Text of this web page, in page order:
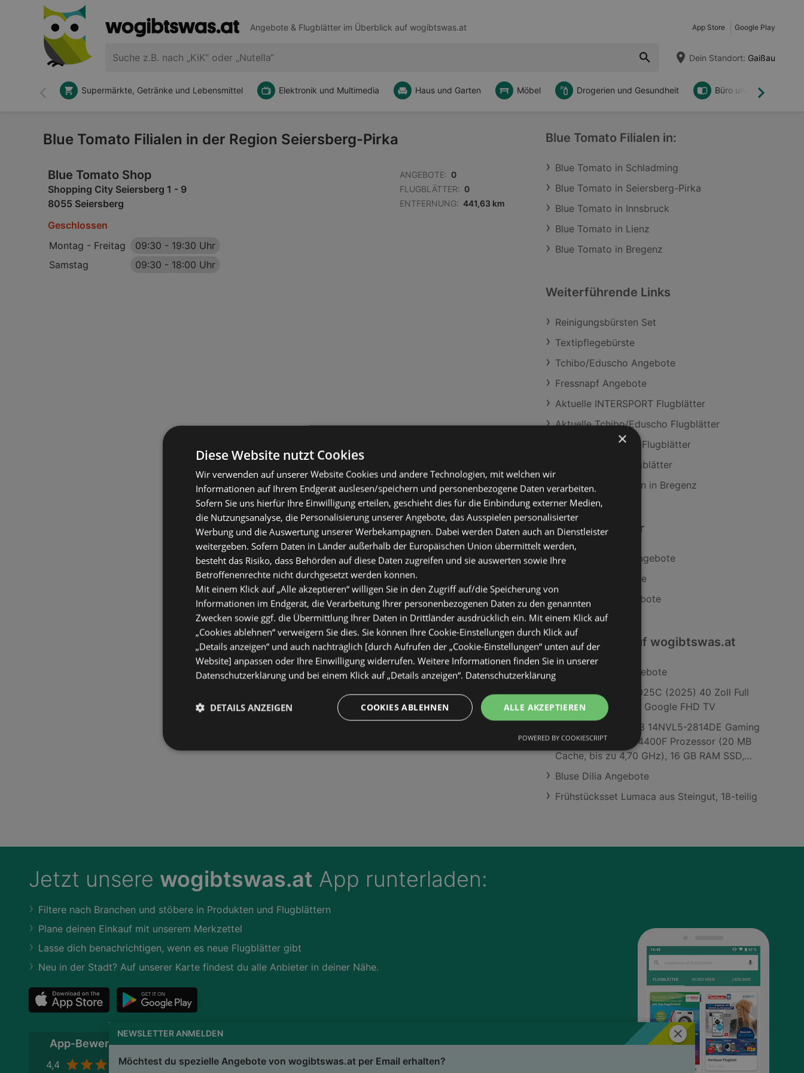
Angebote & Flugblätter im Überblick auf wogibtswas.at App Store Google Play
Dein Standort: Gaißau
Zurück Weiter
Supermärkte, Getränke und Lebensmittel Elektronik und Multimedia Haus und Garten Möbel Drogerien und Gesundheit Büro und DIY
Blue Tomato Filialen in der Region Seiersberg-Pirka
Schließen
NEWSLETTER ANMELDEN
Möchtest du spezielle Angebote von wogibtswas.at per Email erhalten?
Blue Tomato Shop
Shopping City Seiersberg 1 - 9
8055 Seiersberg
ANGEBOTE: 0
FLUGBLÄTTER: 0
ENTFERNUNG: 441,63 km
Geschlossen
Montag - Freitag
09:30 - 19:30 Uhr
Samstag
09:30 - 18:00 Uhr
Blue Tomato Filialen in:
Blue Tomato in Schladming
Blue Tomato in Seiersberg-Pirka
Blue Tomato in Innsbruck
Blue Tomato in Lienz
Blue Tomato in Bregenz
Weiterführende Links
Reinigungsbürsten Set
Textipflegebürste
Tchibo/Eduscho Angebote
Fressnapf Angebote
Aktuelle INTERSPORT Flugblätter
Aktuelle Tchibo/Eduscho Flugblätter
Aktuelle Fressnapf Flugblätter
Aktuelle LEGO Flugblätter
Blue Tomato Filialen in Bregenz
Ähnliche Händler
Tchibo/Eduscho Angebote
Fressnapf Angebote
INTERSPORT Angebote
Interessantes auf wogibtswas.at
Eckbank Anna Angebote
Peaq PTV 40GF-5025C (2025) 40 Zoll Full
HD Google TV; 40" Google FHD TV
MSI MAG Infinite S3 14NVL5-2814DE Gaming
PC, Intel Core i5-14400F Prozessor (20 MB
Cache, bis zu 4,70 GHz), 16 GB RAM SSD,
GeForce RTX™ 5060, Windows 11 Home,
Bluse Dilia Angebote
Frühstücksset Lumaca aus Steingut, 18-teilig
Jetzt unsere wogibtswas.at App runterladen:
Filtere nach Branchen und stöbere in Produkten und Flugblättern
Plane deinen Einkauf mit unserem Merkzettel
Lasse dich benachrichtigen, wenn es neue Flugblätter gibt
Neu in der Stadt? Auf unserer Karte findest du alle Anbieter in deiner Nähe.
App-Bewertung
4,4
×
Diese Website nutzt Cookies
Wir verwenden auf unserer Website Cookies und andere Technologien, mit welchen wir
Informationen auf Ihrem Endgerät auslesen/speichern und personenbezogene Daten verarbeiten.
Sofern Sie uns hierfür Ihre Einwilligung erteilen, geschieht dies für die Einbindung externer Medien,
die Nutzungsanalyse, die Personalisierung unserer Angebote, das Ausspielen personalisierter
Werbung und die Auswertung unserer Werbekampagnen. Dabei werden Daten auch an Dienstleister
weitergeben. Sofern Daten in Länder außerhalb der Europäischen Union übermittelt werden,
besteht das Risiko, dass Behörden auf diese Daten zugreifen und sie auswerten sowie Ihre
Betroffenenrechte nicht durchgesetzt werden können.
Mit einem Klick auf „Alle akzeptieren“ willigen Sie in den Zugriff auf/die Speicherung von
Informationen im Endgerät, die Verarbeitung Ihrer personenbezogenen Daten zu den genannten
Zwecken sowie ggf. die Übermittlung Ihrer Daten in Drittländer ausdrücklich ein. Mit einem Klick auf
„Cookies ablehnen“ verweigern Sie dies. Sie können Ihre Cookie-Einstellungen durch Klick auf
„Details anzeigen“ und auch nachträglich [durch Aufrufen der „Cookie-Einstellungen“ unten auf der
Website] anpassen oder Ihre Einwilligung widerrufen. Weitere Informationen finden Sie in unserer
Datenschutzerklärung und bei einem Klick auf „Details anzeigen“. Datenschutzerklärung
ALLE AKZEPTIEREN
COOKIES ABLEHNEN
DETAILS ANZEIGEN
POWERED BY COOKIESCRIPT